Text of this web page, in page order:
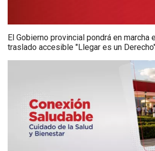
El Gobierno provincial pondrá en marcha
traslado accesible "Llegar es un